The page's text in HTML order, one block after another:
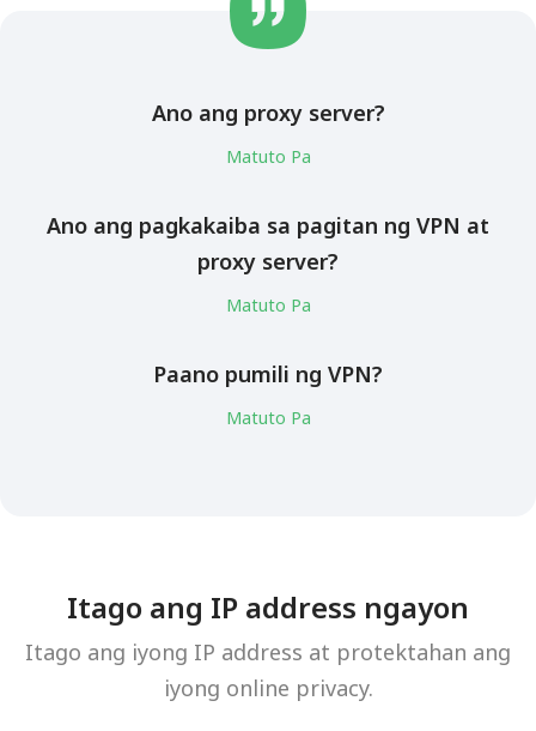
Ano ang proxy server?
Matuto Pa
Ano ang pagkakaiba sa pagitan ng VPN at
proxy server?
Matuto Pa
Paano pumili ng VPN?
Matuto Pa
Itago ang IP address ngayon
Itago ang iyong IP address at protektahan ang
iyong online privacy.